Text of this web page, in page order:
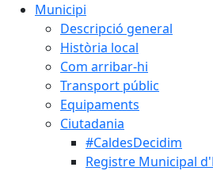
Municipi
Descripció general
Història local
Com arribar-hi
Transport públic
Equipaments
Ciutadania
#CaldesDecidim
Registre Municipal